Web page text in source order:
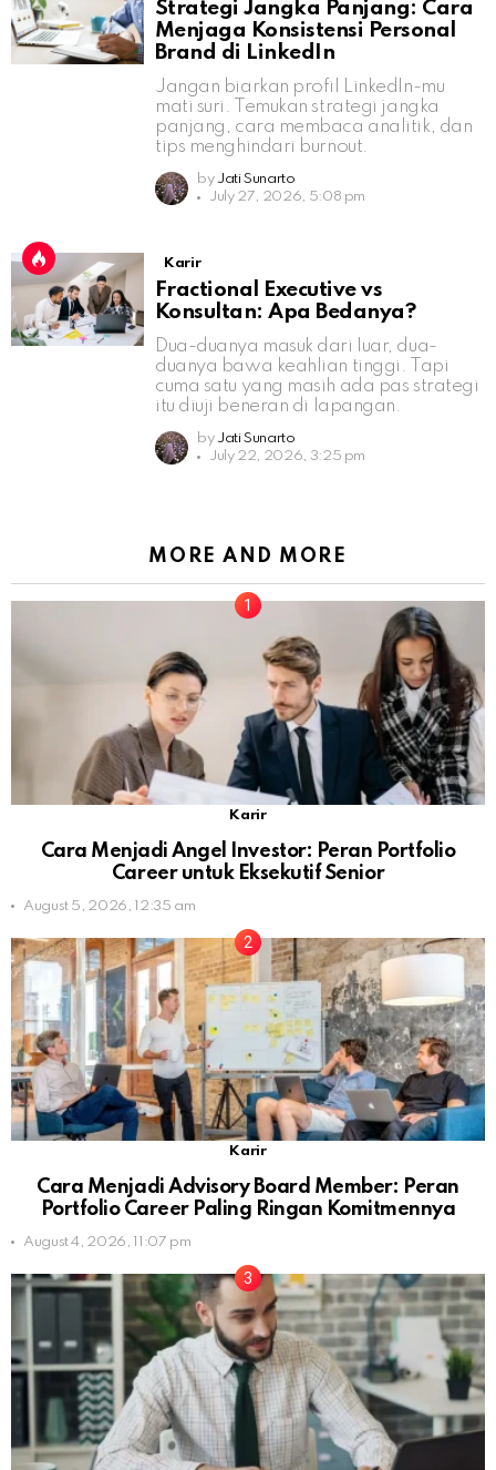
Strategi Jangka Panjang: Cara
Menjaga Konsistensi Personal
Brand di LinkedIn
Jangan biarkan profil LinkedIn-mu
mati suri. Temukan strategi jangka
panjang, cara membaca analitik, dan
tips menghindari burnout.
by Jati Sunarto
July 27, 2026, 5:08 pm
Karir
Fractional Executive vs
Konsultan: Apa Bedanya?
Dua-duanya masuk dari luar, dua-
duanya bawa keahlian tinggi. Tapi
cuma satu yang masih ada pas strategi
itu diuji beneran di lapangan.
by Jati Sunarto
July 22, 2026, 3:25 pm
MORE AND MORE
Karir
Cara Menjadi Angel Investor: Peran Portfolio
Career untuk Eksekutif Senior
August 5, 2026, 12:35 am
Karir
Cara Menjadi Advisory Board Member: Peran
Portfolio Career Paling Ringan Komitmennya
August 4, 2026, 11:07 pm